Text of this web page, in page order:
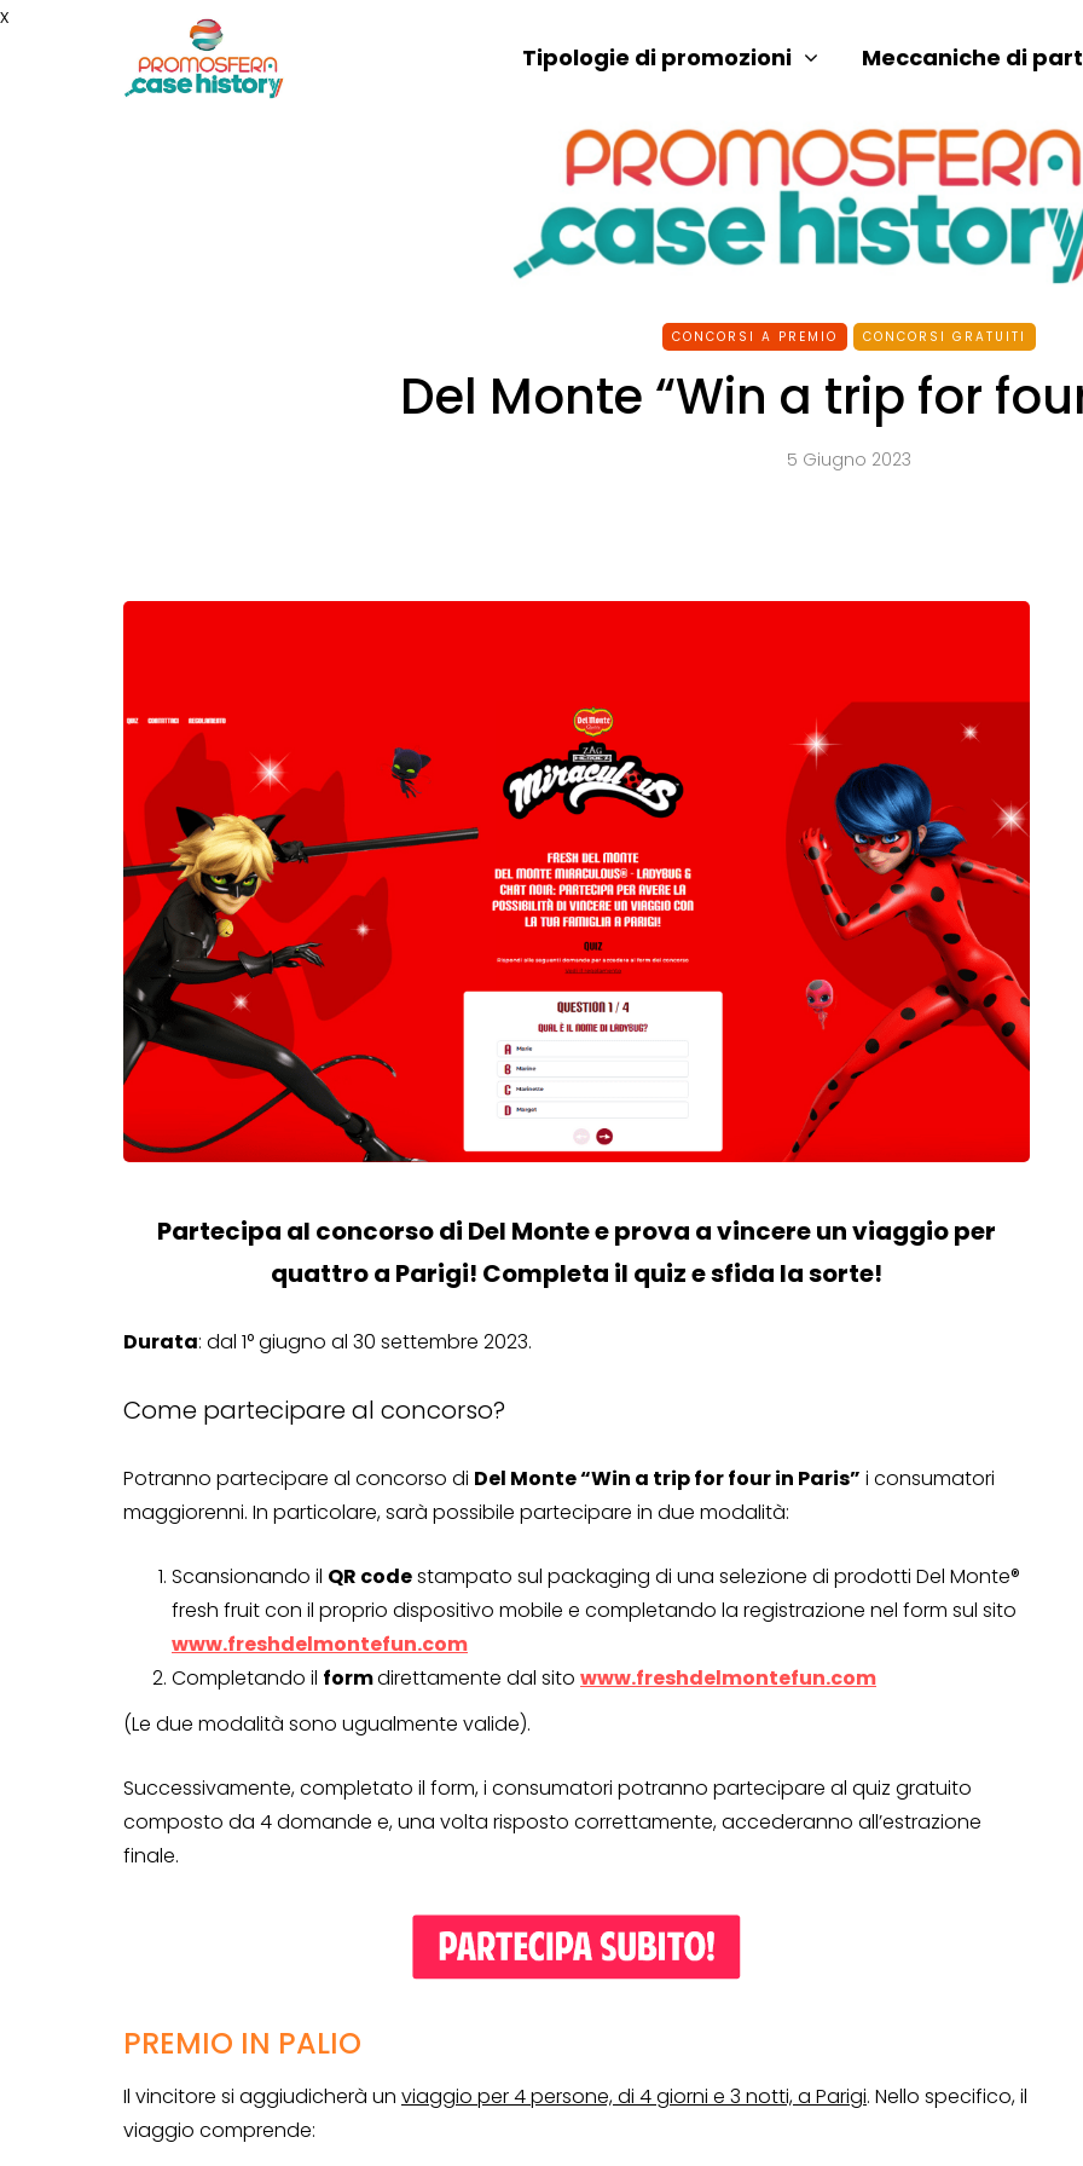
x
Tipologie di promozioni Meccaniche di
CONCORSI A PREMIO CONCORSI GRATUITI
Del Monte “Win a trip for
5 Giugno 2023
Partecipa al concorso di Del Monte e prova a vincere un viaggio per
quattro a Parigi! Completa il quiz e sfida la sorte!
Durata: dal 1° giugno al 30 settembre 2023.
Come partecipare al concorso?
Potranno partecipare al concorso di Del Monte “Win a trip for four in Paris” i consumatori
maggiorenni. In particolare, sarà possibile partecipare in due modalità:
Scansionando il QR codestampato sul packaging di una selezione di prodotti Del Monte®
fresh fruit con il proprio dispositivo mobile e completando la registrazione nel form sul sito
www.freshdelmontefun.com
Completando il formdirettamente dal sito www.freshdelmontefun.com
(Le due modalità sono ugualmente valide).
Successivamente, completato il form, i consumatori potranno partecipare al quiz gratuito
composto da 4 domande e, una volta risposto correttamente, accederanno all’estrazione
finale.
PREMIO IN PALIO
Il vincitore si aggiudicherà un viaggio per 4 persone, di 4 giorni e 3 notti, a Parigi. Nello specifico, il
viaggio comprende:
CONCORSI CON ACQUISTO